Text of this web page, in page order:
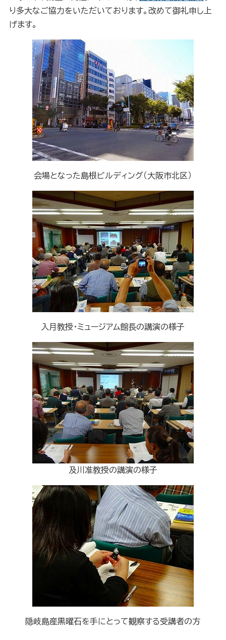
り多大なご協力をいただいております。改めて御礼申し上
げます。
会場となった島根ビルディング（大阪市北区）
入月教授・ミュージアム館長の講演の様子
及川准教授の講演の様子
隠岐島産黒曜石を手にとって観察する受講者の方